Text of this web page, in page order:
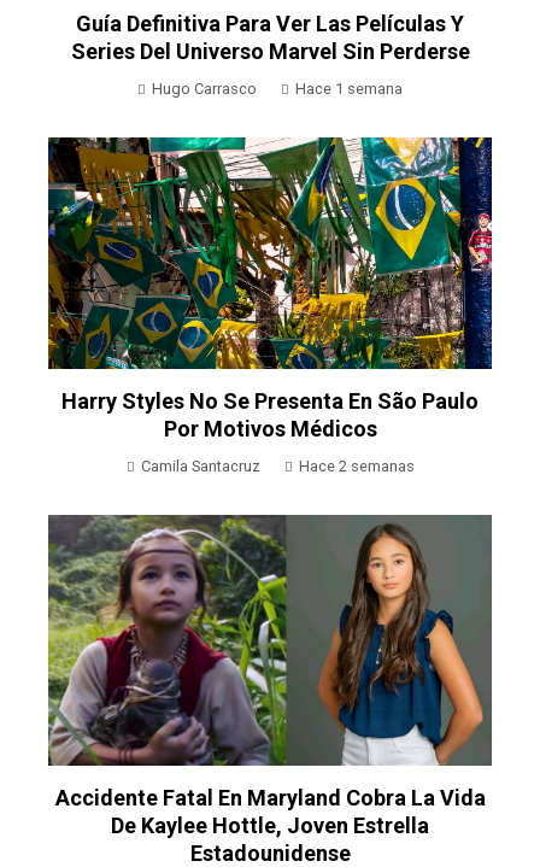
Guía Definitiva Para Ver Las Películas Y
Series Del Universo Marvel Sin Perderse
Hugo Carrasco Hace 1 semana
Harry Styles No Se Presenta En São Paulo
Por Motivos Médicos
Camila Santacruz Hace 2 semanas
Accidente Fatal En Maryland Cobra La Vida
De Kaylee Hottle, Joven Estrella
Estadounidense